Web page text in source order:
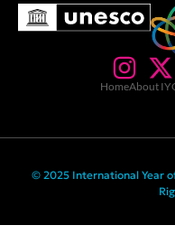
HomeAbout
© 2025 International Year